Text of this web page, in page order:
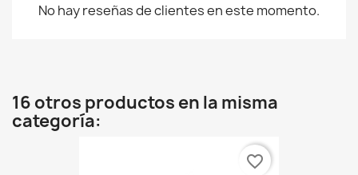
No hay reseñas de clientes en este momento.
16 otros productos en la misma
categoría:
favorite_border